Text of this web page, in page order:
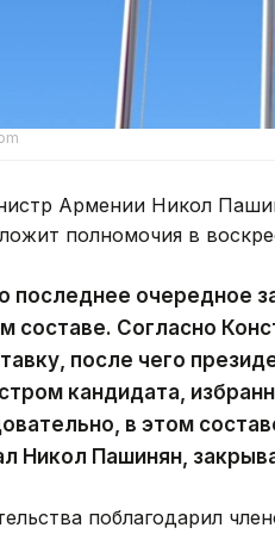
Армении Никол
полномочия в
последнее очередное
составе. Согласно
после чего
кандидата,
в этом
Никол Пашинян,
поблагодарил